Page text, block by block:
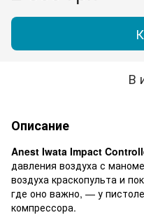
В
Описание
Anest Iwata Impact
давления воздуха с
воздуха краскопульта и
где оно важно, — у
компрессора.